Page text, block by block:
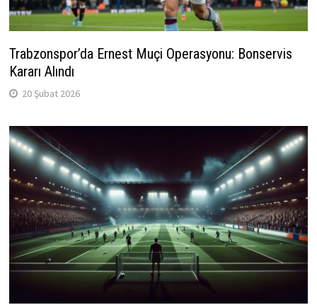
Trabzonspor’da Ernest Muçi Operasyonu: Bonservis
Kararı Alındı
20 Şubat 2026